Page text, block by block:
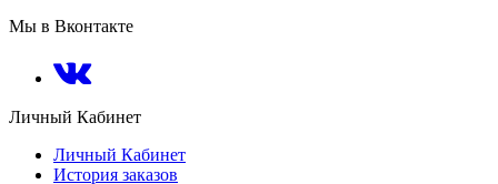
Мы в Вконтакте
Личный Кабинет
Личный Кабинет
История заказов